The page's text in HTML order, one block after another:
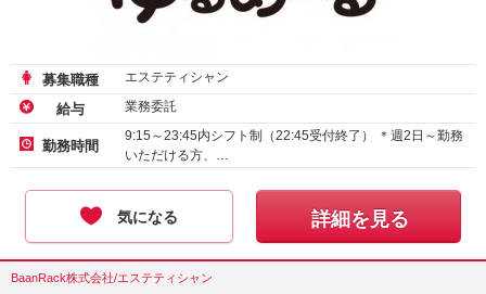
募集職種 エステティシャン
給与 業務委託
勤務時間
9:15～23:45内シフト制（22:45受付終了） ＊週2日～勤務
いただける方、…
気になる 詳細を見る
BaanRack株式会社/エステティシャン